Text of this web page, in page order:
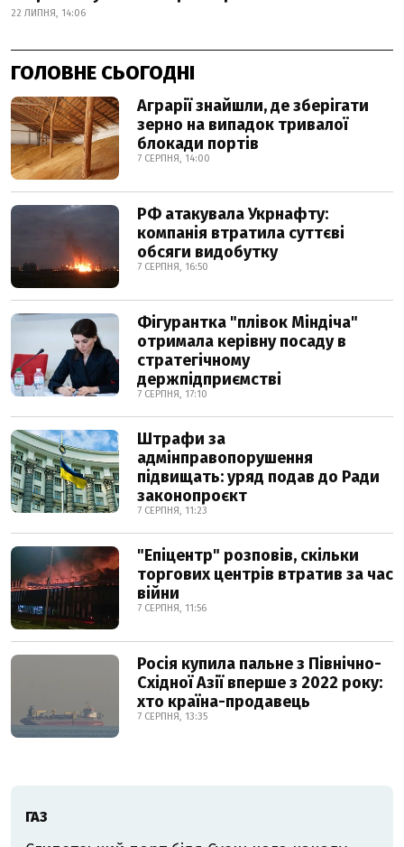
22 ЛИПНЯ, 14:06
ГОЛОВНЕ СЬОГОДНІ
Аграрії знайшли, де зберігати
зерно на випадок тривалої
блокади портів
7 СЕРПНЯ, 14:00
РФ атакувала Укрнафту:
компанія втратила суттєві
обсяги видобутку
7 СЕРПНЯ, 16:50
Фігурантка "плівок Міндіча"
отримала керівну посаду в
стратегічному
держпідприємстві
7 СЕРПНЯ, 17:10
Штрафи за
адмінправопорушення
підвищать: уряд подав до Ради
законопроєкт
7 СЕРПНЯ, 11:23
"Епіцентр" розповів, скільки
торгових центрів втратив за час
війни
7 СЕРПНЯ, 11:56
Росія купила пальне з Північно-
Східної Азії вперше з 2022 року:
хто країна-продавець
7 СЕРПНЯ, 13:35
ГАЗ